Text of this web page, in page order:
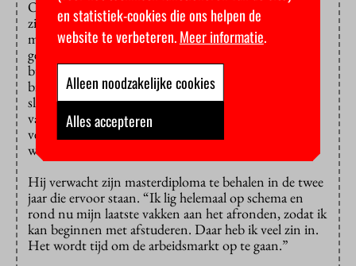
Ook Robbert liet zich niet leiden door de kosten van
zijn premaster en master. “Ik denk dat de investering
makkelijk kan worden terugverdiend.” Hij prijst zich
gelukkig met de financiële steun van zijn ouders. De
buffer die hij in het hbo had opgebouwd met een
bijbaan bij zijn afstudeerbedrijf, begint aardig te
slinken: “Nu ik met de master bezig ben, zijn veel
vakken en groepsopdrachten over de hele week
verspreid. Daardoor zie ik geen kans om te blijven
werken.”
Hij verwacht zijn masterdiploma te behalen in de twee
jaar die ervoor staan. “Ik lig helemaal op schema en
rond nu mijn laatste vakken aan het afronden, zodat ik
kan beginnen met afstuderen. Daar heb ik veel zin in.
Het wordt tijd om de arbeidsmarkt op te gaan.”
en statistiek-cookies die ons helpen de
website te verbeteren.Meer informatie.
Alleen noodzakelijke cookies
Alles accepteren